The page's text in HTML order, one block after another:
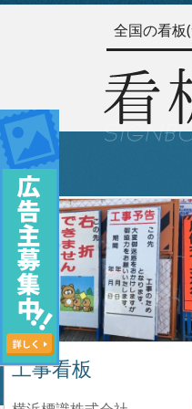
全国の看板
工事看板